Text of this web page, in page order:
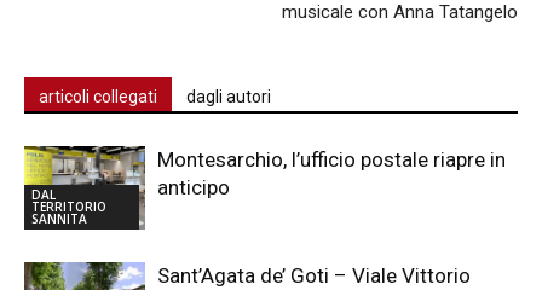
musicale con Anna Tatangelo
articoli collegati dagli autori
DAL
TERRITORIO
SANNITA
Montesarchio, l’ufficio postale riapre in
anticipo
Sant’Agata de’ Goti – Viale Vittorio